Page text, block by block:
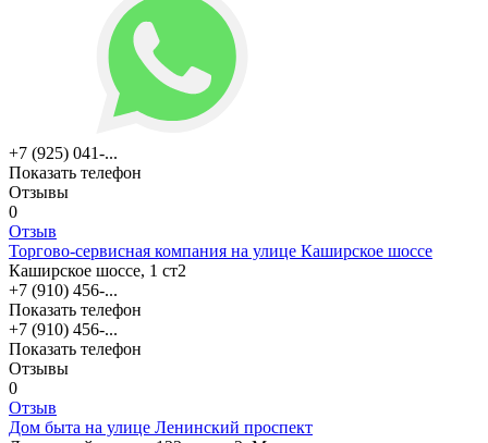
+7 (925) 041-...
Показать телефон
Отзывы
0
Отзыв
Торгово-сервисная компания на улице Каширское шоссе
Каширское шоссе, 1 ст2
+7 (910) 456-...
Показать телефон
+7 (910) 456-...
Показать телефон
Отзывы
0
Отзыв
Дом быта на улице Ленинский проспект